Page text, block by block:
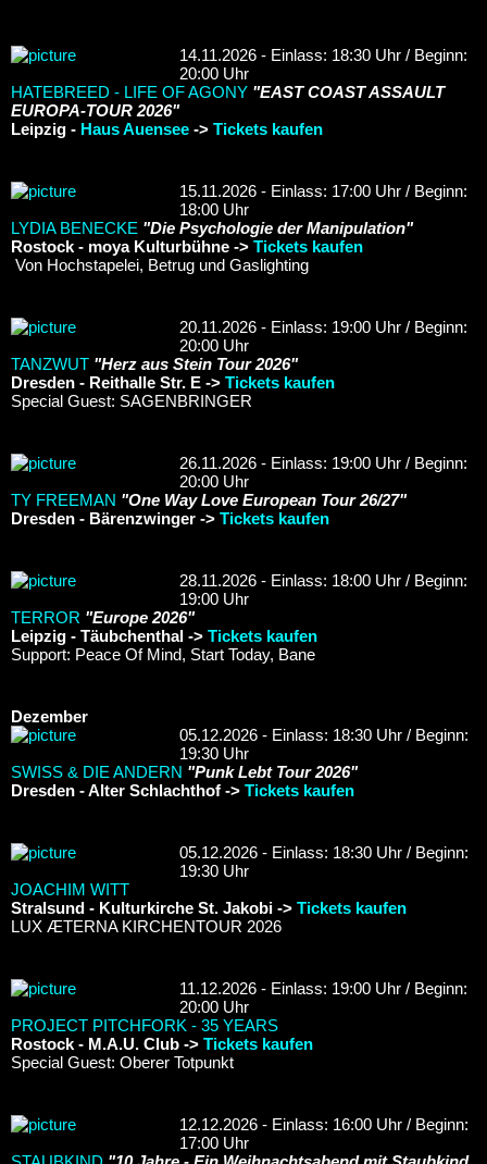
14.11.2026 - Einlass: 18:30 Uhr / Beginn:
20:00 Uhr
HATEBREED - LIFE OF AGONY "EAST COAST ASSAULT
EUROPA-TOUR 2026"
Leipzig - Haus Auensee -> Tickets kaufen
15.11.2026 - Einlass: 17:00 Uhr / Beginn:
18:00 Uhr
LYDIA BENECKE "Die Psychologie der Manipulation"
Rostock - moya Kulturbühne -> Tickets kaufen
Von Hochstapelei, Betrug und Gaslighting
20.11.2026 - Einlass: 19:00 Uhr / Beginn:
20:00 Uhr
TANZWUT "Herz aus Stein Tour 2026"
Dresden - Reithalle Str. E -> Tickets kaufen
Special Guest: SAGENBRINGER
26.11.2026 - Einlass: 19:00 Uhr / Beginn:
20:00 Uhr
TY FREEMAN "One Way Love European Tour 26/27"
Dresden - Bärenzwinger -> Tickets kaufen
28.11.2026 - Einlass: 18:00 Uhr / Beginn:
19:00 Uhr
TERROR "Europe 2026"
Leipzig - Täubchenthal -> Tickets kaufen
Support: Peace Of Mind, Start Today, Bane
Dezember
05.12.2026 - Einlass: 18:30 Uhr / Beginn:
19:30 Uhr
SWISS & DIE ANDERN "Punk Lebt Tour 2026"
Dresden - Alter Schlachthof -> Tickets kaufen
05.12.2026 - Einlass: 18:30 Uhr / Beginn:
19:30 Uhr
JOACHIM WITT
Stralsund - Kulturkirche St. Jakobi -> Tickets kaufen
LUX ÆTERNA KIRCHENTOUR 2026
11.12.2026 - Einlass: 19:00 Uhr / Beginn:
20:00 Uhr
PROJECT PITCHFORK - 35 YEARS
Rostock - M.A.U. Club -> Tickets kaufen
Special Guest: Oberer Totpunkt
12.12.2026 - Einlass: 16:00 Uhr / Beginn:
17:00 Uhr